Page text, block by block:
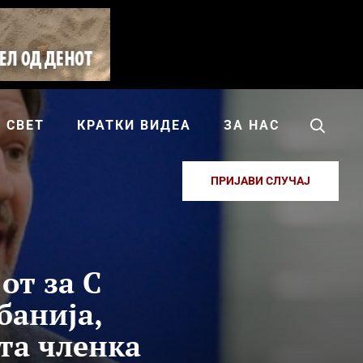
СВЕТ КРАТКИ ВИДЕА ЗА НАС
ПРИЈАВИ СЛУЧАЈ
за С
членка